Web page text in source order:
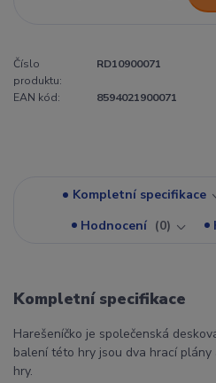
Číslo
produktu:
RD10900071
EAN kód: 8594021900071
Kompletní specifikace
Hodnocení
0
Kompletní specifikace
Harešeníčko je společenská
balení této hry jsou dva hrací
hry.